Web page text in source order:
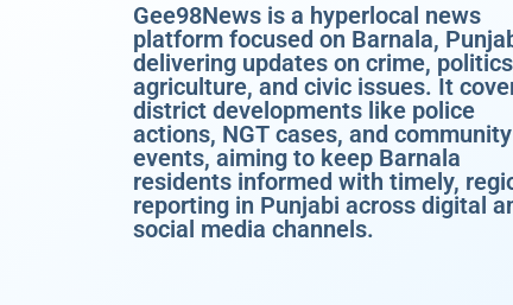
Gee98News is a hyperlocal news
platform focused on Barnala,
delivering updates on crime,
agriculture, and civic issues. It
district developments like police
actions, NGT cases, and community
events, aiming to keep Barnala
residents informed with timely,
reporting in Punjabi across digital
social media channels.